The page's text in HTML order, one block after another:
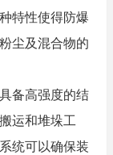
特性使得防爆
尘及混合物的
备高强度的结
运和堆垛工
统可以确保装